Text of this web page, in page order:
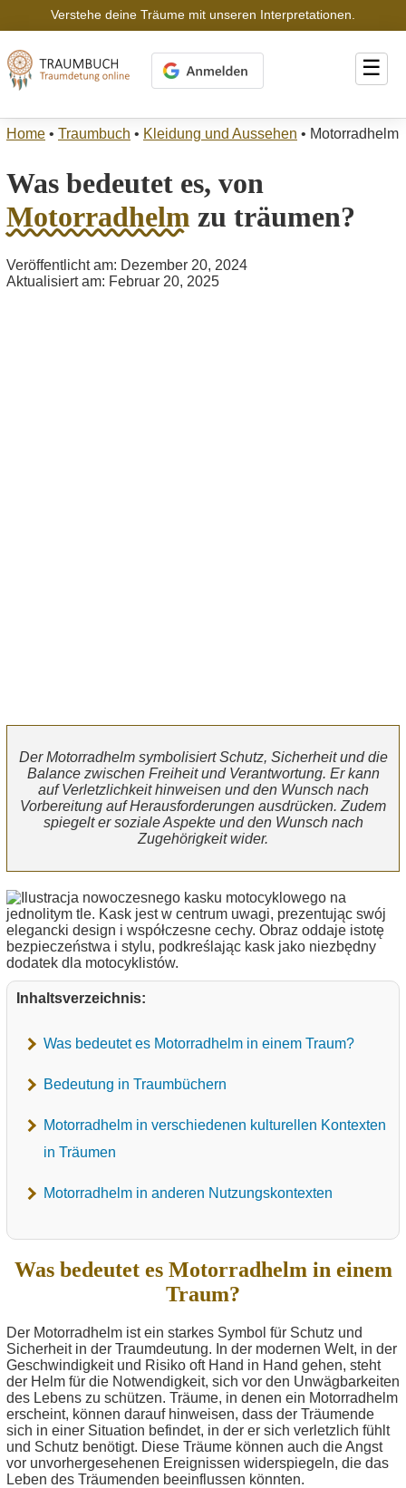
Verstehe deine Träume mit unseren Interpretationen.
☰
Home • Traumbuch • Kleidung und Aussehen • Motorradhelm
Was bedeutet es, von
Motorradhelm zu träumen?
Veröffentlicht am: Dezember 20, 2024
Aktualisiert am: Februar 20, 2025
Der Motorradhelm symbolisiert Schutz, Sicherheit und die
Balance zwischen Freiheit und Verantwortung. Er kann
auf Verletzlichkeit hinweisen und den Wunsch nach
Vorbereitung auf Herausforderungen ausdrücken. Zudem
spiegelt er soziale Aspekte und den Wunsch nach
Zugehörigkeit wider.
Inhaltsverzeichnis:
Was bedeutet es Motorradhelm in einem Traum?
Bedeutung in Traumbüchern
Motorradhelm in verschiedenen kulturellen Kontexten
in Träumen
Motorradhelm in anderen Nutzungskontexten
Was bedeutet es Motorradhelm in einem
Traum?
Der Motorradhelm ist ein starkes Symbol für Schutz und
Sicherheit in der Traumdeutung. In der modernen Welt, in der
Geschwindigkeit und Risiko oft Hand in Hand gehen, steht
der Helm für die Notwendigkeit, sich vor den Unwägbarkeiten
des Lebens zu schützen. Träume, in denen ein Motorradhelm
erscheint, können darauf hinweisen, dass der Träumende
sich in einer Situation befindet, in der er sich verletzlich fühlt
und Schutz benötigt. Diese Träume können auch die Angst
vor unvorhergesehenen Ereignissen widerspiegeln, die das
Leben des Träumenden beeinflussen könnten.